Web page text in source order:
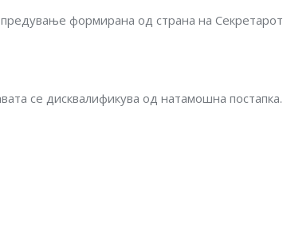
формирана од страна на Секретарот
се дисквалификува од натамошна постапка.